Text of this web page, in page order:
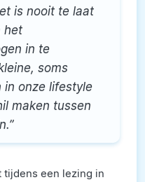
is nooit te laat
het
in te
soms
in onze lifestyle
maken tussen
een lezing in